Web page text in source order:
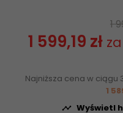
1
1 599,19 zł
Najniższa cena w
1
 Wyświetl